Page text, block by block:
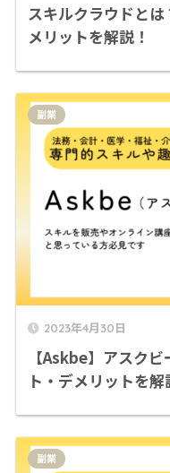
スキルクラウドと
メリットを解説！
2023年4月30日
【Askbe】アスク
ト・デメリットを解
副業
副業